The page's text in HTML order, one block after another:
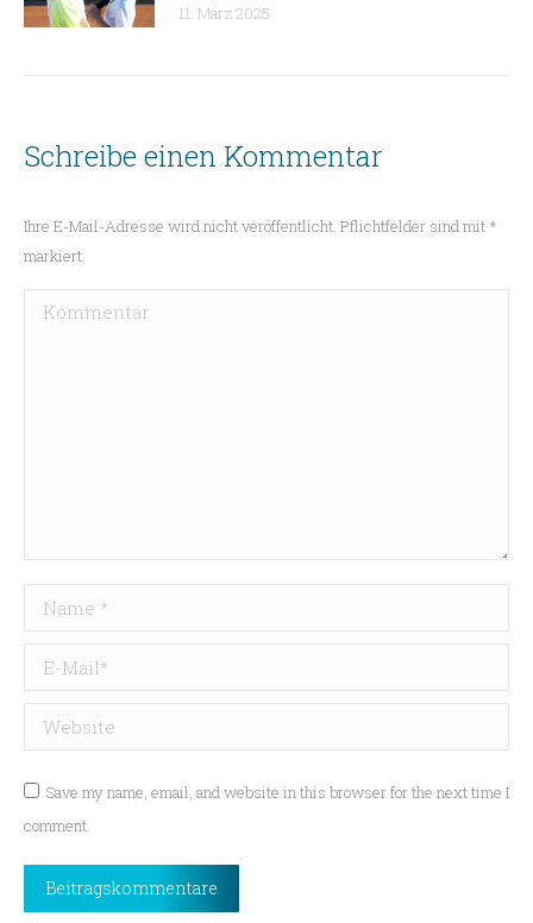
11. März 2025
Schreibe einen Kommentar
Ihre E-Mail-Adresse wird nicht veröffentlicht. Pflichtfelder sind mit *
markiert.
Kommentar
Name *
E-Mail *
Website
Save my name, email, and website in this browser for the next time I
comment.
Beitragskommentare